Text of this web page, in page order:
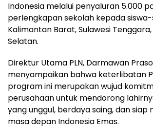
Indonesia melalui penyaluran 5.000
perlengkapan sekolah kepada siswa-
Kalimantan Barat, Sulawesi
Selatan.
Direktur Utama PLN, Darmawan
menyampaikan bahwa keterlibatan
program ini merupakan wujud
perusahaan untuk mendorong
yang unggul, berdaya saing, dan siap
masa depan Indonesia Emas.